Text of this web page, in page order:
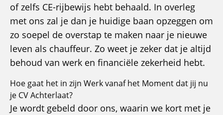
of zelfs CE-rijbewijs hebt behaald. In overleg
met ons zal je dan je huidige baan opzeggen om
zo soepel de overstap te maken naar je nieuwe
leven als chauffeur. Zo weet je zeker dat je altijd
behoud van werk en financiële zekerheid hebt.
Hoe gaat het in zijn Werk vanaf het Moment dat jij nu
je CV Achterlaat?
Je wordt gebeld door ons, waarin we kort met je